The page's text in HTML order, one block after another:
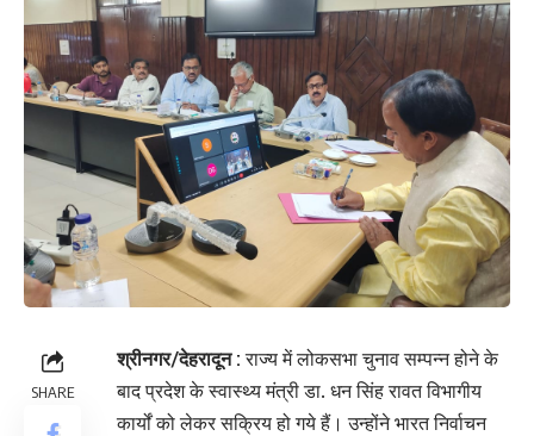
SHARE
श्रीनगर/देहरादून : राज्य में लोकसभा चुनाव सम्पन्न होने के
बाद प्रदेश के स्वास्थ्य मंत्री डा. धन सिंह रावत विभागीय
कार्यों को लेकर सक्रिय हो गये हैं। उन्होंने भारत निर्वाचन